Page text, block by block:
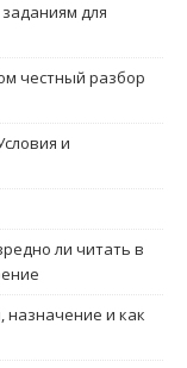
для
честный разбор
и
ли читать в
назначение и как